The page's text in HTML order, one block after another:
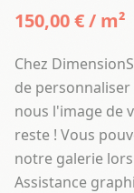
150,00 € / m²
Chez
de
nous l'image de
reste ! Vous
notre galerie
Assistance